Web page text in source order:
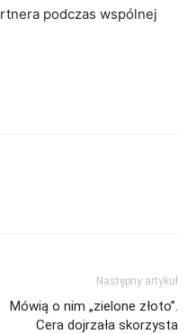
podczas wspólnej
Następny artykuł
Mówią o nim „zielone złoto”.
Cera dojrzała skorzysta